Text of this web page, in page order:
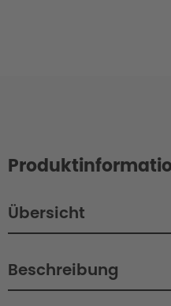
Übersicht
Beschreibung